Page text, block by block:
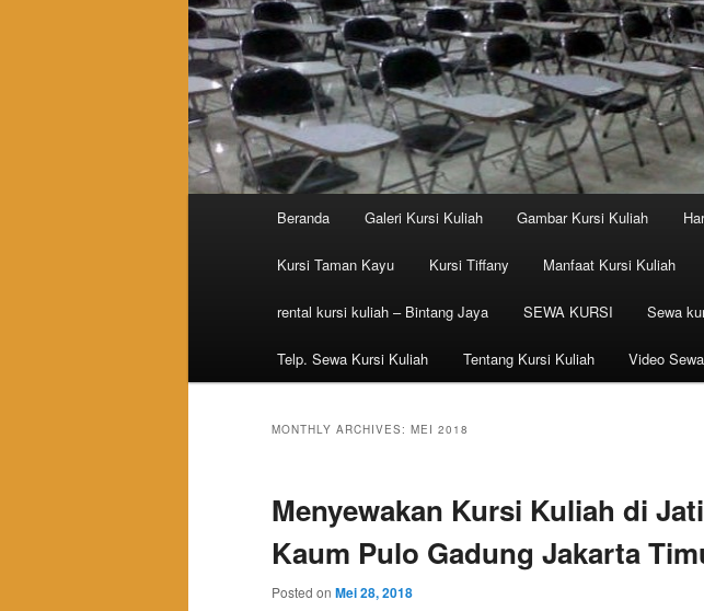
Skip to primary content
Skip to secondary content
Beranda Galeri Kursi Kuliah Gambar Kursi Kuliah
Kursi Taman Kayu Kursi Tiffany Manfaat Kursi Kuliah
rental kursi kuliah – Bintang Jaya SEWA KURSI Sewa
Telp. Sewa Kursi Kuliah Tentang Kursi Kuliah Video
MONTHLY ARCHIVES: MEI 2018
Menyewakan Kursi Kuliah di
Kaum Pulo Gadung Jakarta
Posted on Mei 28, 2018